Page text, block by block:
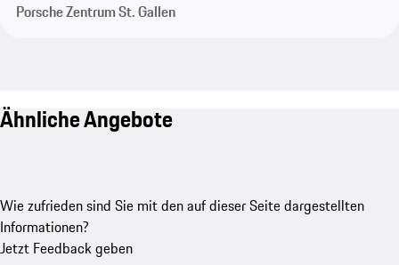
Porsche Zentrum St. Gallen
Ähnliche Angebote
Wie zufrieden sind Sie mit den auf dieser Seite dargestellten
Informationen?
Jetzt Feedback geben